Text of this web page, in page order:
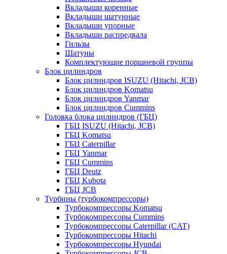
Вкладыши коренные
Вкладыши шатунные
Вкладыши упорные
Вкладыши распредвала
Гильзы
Шатуны
Комплектующие поршневой группы
Блок цилиндров
Блок цилиндров ISUZU (Hitachi, JCB)
Блок цилиндров Komatsu
Блок цилиндров Yanmar
Блок цилиндров Cummins
Головка блока цилиндров (ГБЦ)
ГБЦ ISUZU (Hitachi, JCB)
ГБЦ Komatsu
ГБЦ Caterpillar
ГБЦ Yanmar
ГБЦ Cummins
ГБЦ Deutz
ГБЦ Kubota
ГБЦ JCB
Турбины (турбокомпрессоры)
Турбокомпрессоры Komatsu
Турбокомпрессоры Cummins
Турбокомпрессоры Caterpillar (CAT)
Турбокомпрессоры Hitachi
Турбокомпрессоры Hyundai